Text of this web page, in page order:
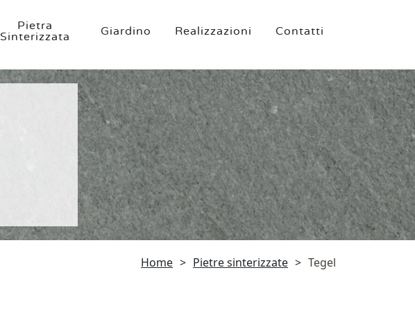
Pietra
Sinterizzata
Giardino Realizzazioni Contatti
Home > Pietre sinterizzate > Tegel